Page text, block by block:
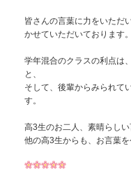
皆さんの言葉に力をいただ
かせていただいております。
学年混合のクラスの利点は
と、
そして、後輩からみられて
す。
高3生のお二人、素晴らし
他の高3生からも、お言葉を